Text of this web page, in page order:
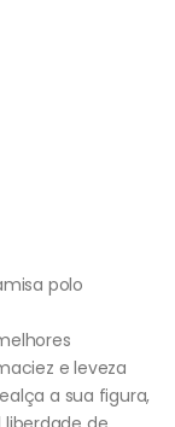
polo
e leveza
a sua figura,